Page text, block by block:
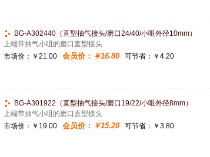
BG-A302440（直型抽气接头/磨口24/40/小咀外径10mm）
上端带抽气小咀的磨口直型接头
市场价： ￥21.00 会员价： ￥16.80 可节省：￥4.20
BG-A301922（直型抽气接头/磨口19/22/小咀外径8mm）
上端带抽气小咀的磨口直型接头
市场价： ￥19.00 会员价： ￥15.20 可节省：￥3.80